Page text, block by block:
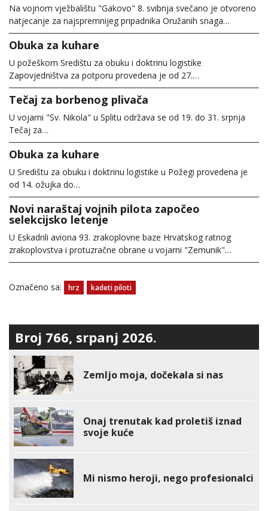
Na vojnom vježbalištu "Gakovo" 8. svibnja svečano je otvoreno
natjecanje za najspremnijeg pripadnika Oružanih snaga…
Obuka za kuhare
U požeškom Središtu za obuku i doktrinu logistike
Zapovjedništva za potporu provedena je od 27.…
Tečaj za borbenog plivača
U vojarni "Sv. Nikola" u Splitu održava se od 19. do 31. srpnja
Tečaj za…
Obuka za kuhare
U Središtu za obuku i doktrinu logistike u Požegi provedena je
od 14. ožujka do…
Novi naraštaj vojnih pilota započeo
selekcijsko letenje
U Eskadrili aviona 93. zrakoplovne baze Hrvatskog ratnog
zrakoplovstva i protuzračne obrane u vojarni "Zemunik"…
Označeno sa: hrz kadeti piloti
Broj 766, srpanj 2026.
Zemljo moja, dočekala si nas
Onaj trenutak kad proletiš iznad
svoje kuće
Mi nismo heroji, nego profesionalci